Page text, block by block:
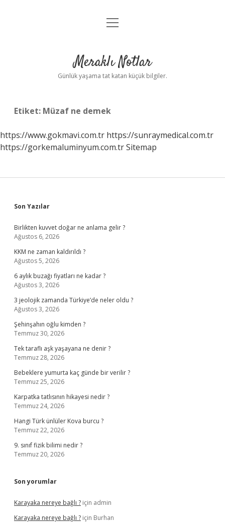
Anasayfa
Yasal Uyarı
menüyü
Meraklı Notlar
Günlük yaşama tat katan küçük bilgiler.
Etiket: Müzaf ne demek
https://www.gokmavi.com.tr https://sunraymedical.com.tr
https://gorkemaluminyum.com.trSitemap
Sidebar
Son Yazılar
Birlikten kuvvet doğar ne anlama gelir ?
Ağustos 6, 2026
KKM ne zaman kaldırıldı ?
Ağustos 5, 2026
6 aylık buzağı fiyatları ne kadar ?
Ağustos 3, 2026
3 jeolojik zamanda Türkiye’de neler oldu ?
Ağustos 3, 2026
Şehinşahın oğlu kimden ?
Temmuz 30, 2026
Tek taraflı aşk yaşayana ne denir ?
Temmuz 28, 2026
Bebeklere yumurta kaç günde bir verilir ?
Temmuz 25, 2026
Karpatka tatlısının hikayesi nedir ?
Temmuz 24, 2026
Hangi Türk ünlüler Kova burcu ?
Temmuz 22, 2026
9. sınıf fizik bilimi nedir ?
Temmuz 20, 2026
Son yorumlar
Karayaka nereye bağlı ? için admin
Karayaka nereye bağlı ? için Burhan